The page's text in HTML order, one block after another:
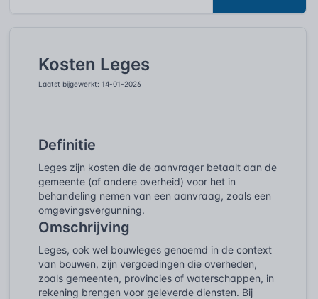
Kosten Leges
Laatst bijgewerkt: 14-01-2026
Definitie
Leges zijn kosten die de aanvrager betaalt aan de
gemeente (of andere overheid) voor het in
behandeling nemen van een aanvraag, zoals een
omgevingsvergunning.
Omschrijving
Leges, ook wel bouwleges genoemd in de context
van bouwen, zijn vergoedingen die overheden,
zoals gemeenten, provincies of waterschappen, in
rekening brengen voor geleverde diensten. Bij